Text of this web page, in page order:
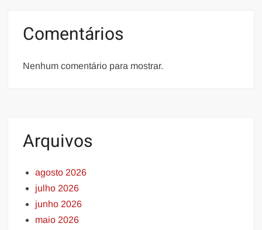
Comentários
Nenhum comentário para mostrar.
Arquivos
agosto 2026
julho 2026
junho 2026
maio 2026